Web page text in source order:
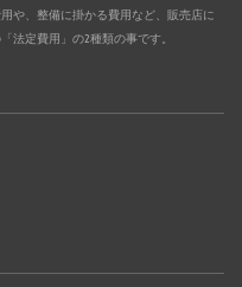
や、整備に掛かる費用など、販売店に
法定費用」の2種類の事です。